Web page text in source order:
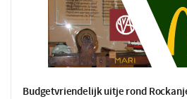
Budgetvriendelijk uitje rond